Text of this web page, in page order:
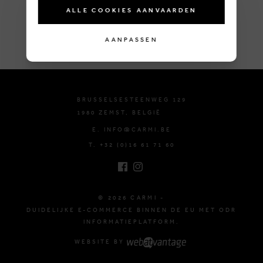
BRUSSELSESTEENWEG 129
1980 ZEMST, BELGIË
E. INFO@CARMI.BE
T. +32 (0)16 61 71 60
© 2026 CARMI -
DUIDELIJKE E-COMMERCE BINNEN DE EU MET ODR
INFORMATIEPLATFORM.
WEBSITE BY
ALLE COOKIES AANVAARDEN
AANPASSEN